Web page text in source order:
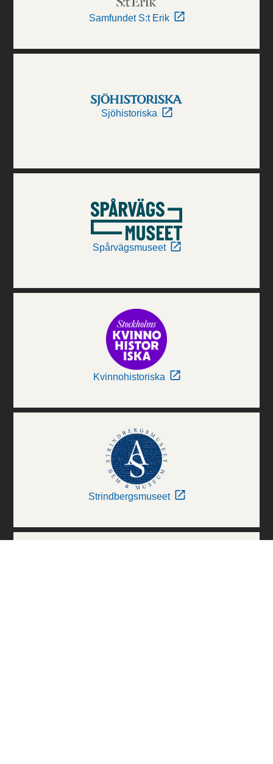
Samfundet S:t Erik
Sjöhistoriska
Spårvägsmuseet
Kvinnohistoriska
Strindbergsmuseet